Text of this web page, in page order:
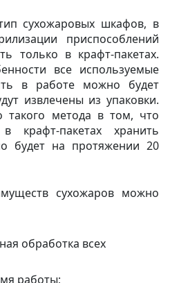
сухожаровых шкафов, в
приспособлений
только в крафт-пакетах.
все используемые
в работе можно будет
извлечены из упаковки.
такого метода в том, что
крафт-пакетах хранить
будет на протяжении 20
сухожаров можно
обработка всех
работы;